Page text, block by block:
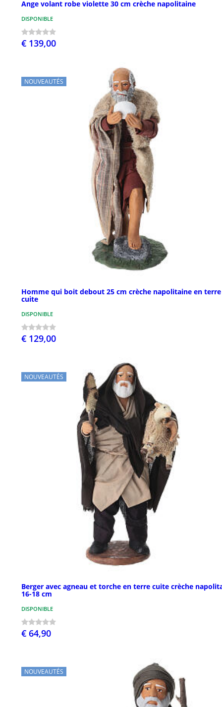
Ange volant robe violette 30 cm crèche napolitaine
DISPONIBLE
€ 139,00
NOUVEAUTÉS
Homme qui boit debout 25 cm crèche napolitaine en terre
cuite
DISPONIBLE
€ 129,00
NOUVEAUTÉS
Berger avec agneau et torche en terre cuite crèche
16-18 cm
DISPONIBLE
€ 64,90
NOUVEAUTÉS